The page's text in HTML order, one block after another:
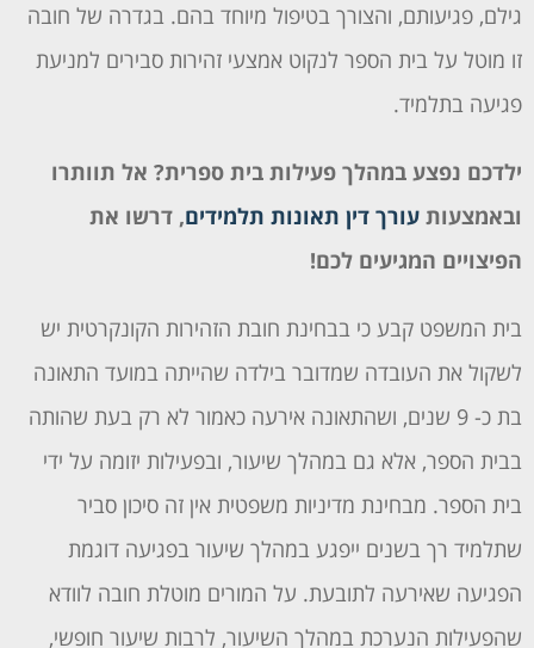
גילם, פגיעותם, והצורך בטיפול מיוחד בהם. בגדרה של חובה
זו מוטל על בית הספר לנקוט אמצעי זהירות סבירים למניעת
פגיעה בתלמיד.
ילדכם נפצע במהלך פעילות בית ספרית? אל תוותרו
ובאמצעות עורך דין תאונות תלמידים, דרשו את
הפיצויים המגיעים לכם!
בית המשפט קבע כי בבחינת חובת הזהירות הקונקרטית יש
לשקול את העובדה שמדובר בילדה שהייתה במועד התאונה
בת כ- 9 שנים, ושהתאונה אירעה כאמור לא רק בעת שהותה
בבית הספר, אלא גם במהלך שיעור, ובפעילות יזומה על ידי
בית הספר. מבחינת מדיניות משפטית אין זה סיכון סביר
שתלמיד רך בשנים ייפגע במהלך שיעור בפגיעה דוגמת
הפגיעה שאירעה לתובעת. על המורים מוטלת חובה לוודא
שהפעילות הנערכת במהלך השיעור, לרבות שיעור חופשי,